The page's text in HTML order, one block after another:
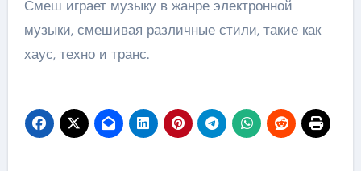
Смеш играет музыку в жанре электронной
музыки, смешивая различные стили, такие как
хаус, техно и транс.